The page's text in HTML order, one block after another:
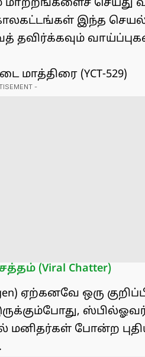
மாற்றங்களைச் செய்து
இந்த
தவிர்க்கவும்
(YCT-529)
-
(Viral Chatter)
ஒரு
ஸ்பில்ஓவர்
மனிதர்கள் போன்ற